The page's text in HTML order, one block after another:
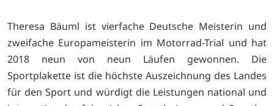
Theresa Bäuml ist vierfache Deutsche Meisterin und
zweifache Europameisterin im Motorrad-Trial und hat
2018 neun von neun Läufen gewonnen. Die
Sportplakette ist die höchste Auszeichnung des Landes
für den Sport und würdigt die Leistungen national und